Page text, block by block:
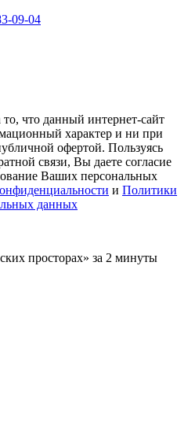
09-04
что данный интернет-сайт
характер и ни при
офертой. Пользуясь
связи, Вы даете согласие
Ваших персональных
и Политики
данных
просторах» за 2 минуты